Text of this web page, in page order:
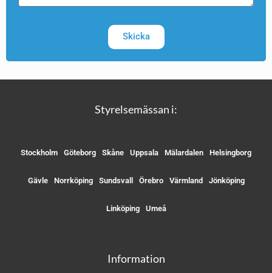
Skicka
Styrelsemässan i:
Stockholm Göteborg Skåne Uppsala Mälardalen Helsingborg
Gävle Norrköping Sundsvall Örebro Värmland Jönköping
Linköping Umeå
Information